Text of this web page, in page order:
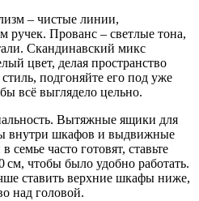
– чистые линии,
ручек. Прованс – светлые тона,
Скандинавский микс
цвет, делая пространство
подгоняйте его под уже
всё выглядело цельно.
Вытяжные ящики для
внутри шкафов и выдвижные
часто готовят, ставьте
чтобы было удобно работать.
ставить верхние шкафы ниже,
над головой.